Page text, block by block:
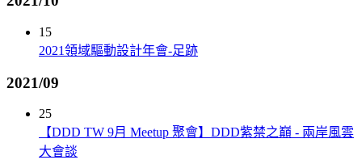
15
2021領域驅動設計年會-足跡
2021/09
25
【DDD TW 9月 Meetup 聚會】DDD紫禁之巔 - 兩岸風雲
大會談